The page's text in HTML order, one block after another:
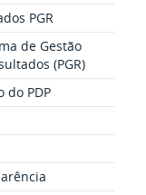
PGR
de Gestão
(PGR)
do PDP